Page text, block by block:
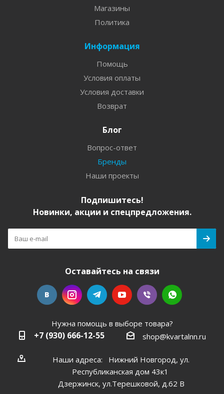
Магазины
Политика
Информация
Помощь
Условия оплаты
Условия доставки
Возврат
Блог
Вопрос-ответ
Бренды
Наши проекты
Подпишитесь!
Новинки, акции и спецпредложения.
Оставайтесь на связи
Нужна помощь в выборе товара?
+7 (930) 666-12-55 shop@kvartalnn.ru
Наши адреса: Нижний Новгород, ул.
Республиканская дом 43к1
Дзержинск, ул.Терешковой, д.62 В